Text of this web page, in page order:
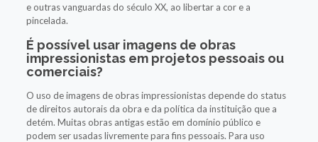
e outras vanguardas do século XX, ao libertar a cor e a
pincelada.
É possível usar imagens de obras
impressionistas em projetos pessoais ou
comerciais?
O uso de imagens de obras impressionistas depende do status
de direitos autorais da obra e da política da instituição que a
detém. Muitas obras antigas estão em domínio público e
podem ser usadas livremente para fins pessoais. Para uso